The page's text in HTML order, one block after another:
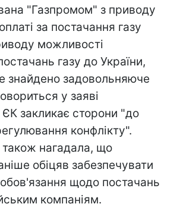
"Газпромом" з приводу
за постачання газу
можливості
газу до України,
знайдено задовольняюче
у заяві
ЄК закликає сторони "до
конфлікту".
також нагадала, що
обіцяв забезпечувати
щодо постачань
компаніям.